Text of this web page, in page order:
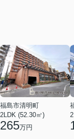
福島市清明町
2LDK (52.30㎡)
265万円